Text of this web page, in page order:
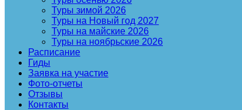
Туры зимой 2026
Туры на Новый год 2027
Туры на майские 2026
Туры на ноябрьские 2026
Расписание
Гиды
Заявка на участие
Фото-отчеты
Отзывы
Контакты